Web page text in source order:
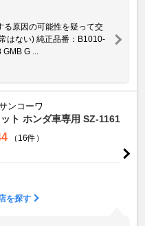
る原因の可能性を疑って交
はない) 純正品番：B1010-
G ...
ンコーワ
ト ホンダ車専用 SZ-1161
（16件）
を探す